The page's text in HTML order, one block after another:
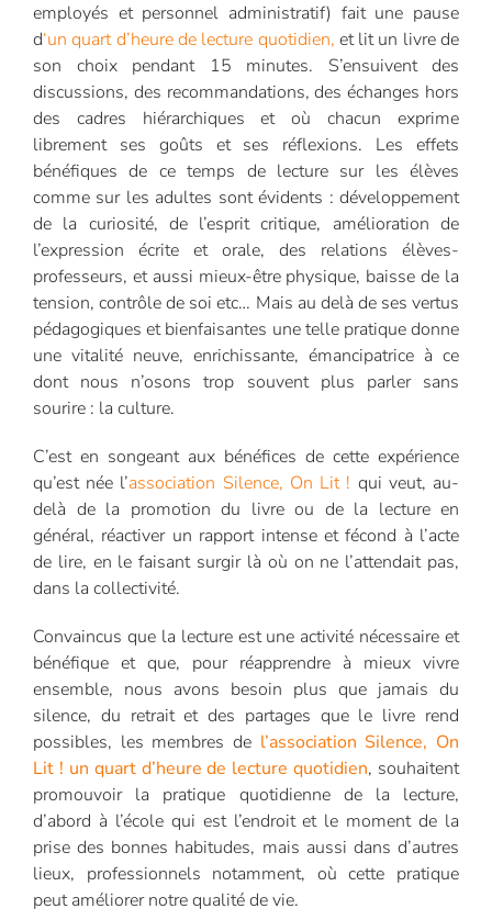
employés et personnel administratif) fait une pause
d‘un quart d’heure de lecture quotidien, et lit un livre de
son choix pendant 15 minutes. S’ensuivent des
discussions, des recommandations, des échanges hors
des cadres hiérarchiques et où chacun exprime
librement ses goûts et ses réflexions. Les effets
bénéfiques de ce temps de lecture sur les élèves
comme sur les adultes sont évidents : développement
de la curiosité, de l’esprit critique, amélioration de
l’expression écrite et orale, des relations élèves-
professeurs, et aussi mieux-être physique, baisse de la
tension, contrôle de soi etc… Mais au delà de ses vertus
pédagogiques et bienfaisantes une telle pratique donne
une vitalité neuve, enrichissante, émancipatrice à ce
dont nous n’osons trop souvent plus parler sans
sourire : la culture.
C’est en songeant aux bénéfices de cette expérience
qu’est née l’association Silence, On Lit ! qui veut, au-
delà de la promotion du livre ou de la lecture en
général, réactiver un rapport intense et fécond à l’acte
de lire, en le faisant surgir là où on ne l’attendait pas,
dans la collectivité.
Convaincus que la lecture est une activité nécessaire et
bénéfique et que, pour réapprendre à mieux vivre
ensemble, nous avons besoin plus que jamais du
silence, du retrait et des partages que le livre rend
possibles, les membres de l’association Silence, On
Lit ! un quart d’heure de lecture quotidien, souhaitent
promouvoir la pratique quotidienne de la lecture,
d’abord à l’école qui est l’endroit et le moment de la
prise des bonnes habitudes, mais aussi dans d’autres
lieux, professionnels notamment, où cette pratique
peut améliorer notre qualité de vie.